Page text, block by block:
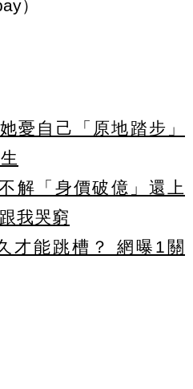
）
憂自己「原地踏步」
解「身價破億」還上
我哭窮
才能跳槽？ 網曝1關